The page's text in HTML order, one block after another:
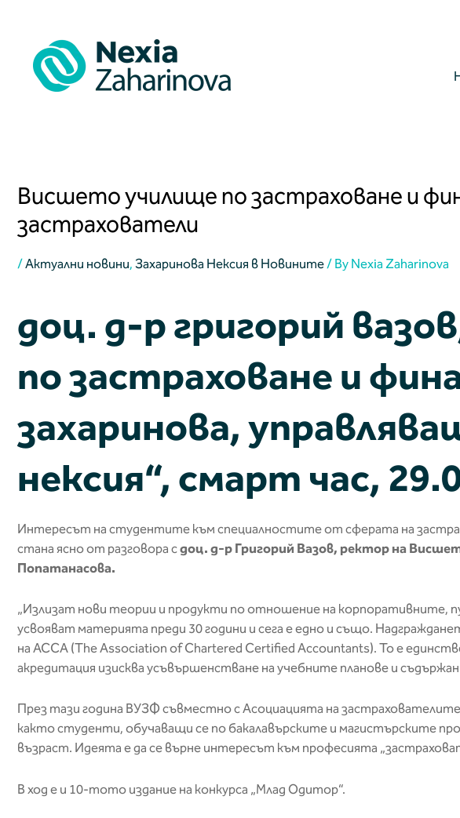
content
Висшето училище по застраховане и
застрахователи
/Актуални новини, Захаринова Нексия в Новините/ By Nexia Zaharinova
доц. д-р григорий
по застраховане и
захаринова,
нексия“, смарт час,
Интересът на студентите към специалностите от сферата на
стана ясно от разговора сдоц. д-р Григорий Вазов, ректор на
Попатанасова.
„Излизат нови теории и продукти по отношение на корпоративните,
усвояват материята преди 30 години и сега е едно и също.
на ACCA (The Association of Chartered Certified Accountants). То е
акредитация изисква усъвършенстване на учебните планове и
През тази година ВУЗФ съвместно с Асоциацията на
както студенти, обучаващи се по бакалавърските и магистърските
възраст. Идеята е да се върне интересът към професията
В ход е и 10-тото издание на конкурса „Млад Одитор“.